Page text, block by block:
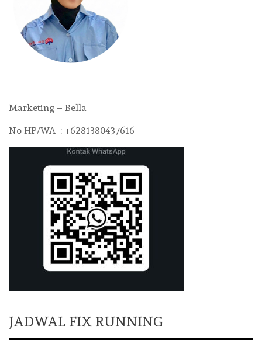
Marketing – Bella
No HP/WA : +6281380437616
JADWAL FIX RUNNING